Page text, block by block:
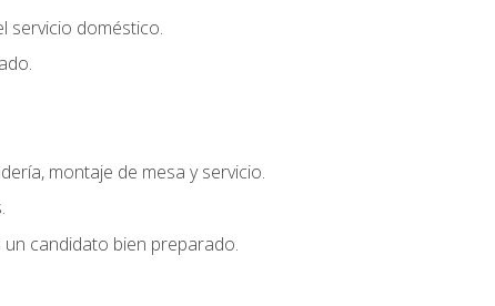
servicio doméstico.
montaje de mesa y servicio.
candidato bien preparado.